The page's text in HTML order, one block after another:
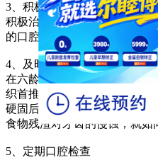
3、积极治疗
积极治疗龋坏的乳牙，保证
的口腔环境。
4、及时窝沟封闭
在六龄牙萌出后，及时进行窝
织首推预防龋齿的方法，它
硬固后可长期保留在窝沟中
食物残渣对牙齿的侵蚀，就如
5、定期口腔检查